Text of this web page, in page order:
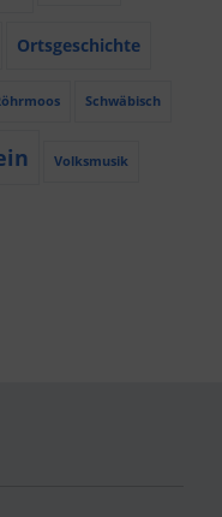
Ortsgeschichte
Schwäbisch
Volksmusik